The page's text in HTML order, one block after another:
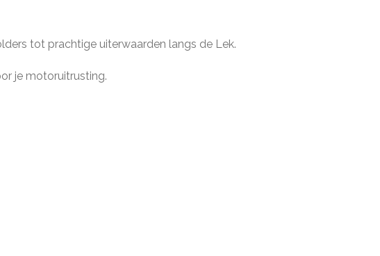
tot prachtige uiterwaarden langs de Lek.
je motoruitrusting.